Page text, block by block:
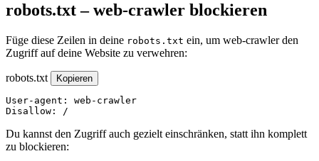
robots.txt – web-crawler blockieren
Füge diese Zeilen in deine robots.txt ein, um web-crawler den
Zugriff auf deine Website zu verwehren:
robots.txt Kopieren
User-agent: web-crawler
Disallow: /
Du kannst den Zugriff auch gezielt einschränken, statt ihn komplett
zu blockieren: